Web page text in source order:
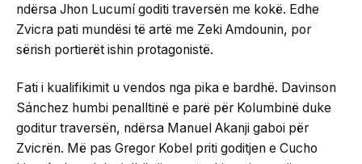
ndërsa Jhon Lucumí goditi traversën me kokë. Edhe
Zvicra pati mundësi të artë me Zeki Amdounin, por
sërish portierët ishin protagonistë.
Fati i kualifikimit u vendos nga pika e bardhë. Davinson
Sánchez humbi penalltinë e parë për Kolumbinë duke
goditur traversën, ndërsa Manuel Akanji gaboi për
Zvicrën. Më pas Gregor Kobel priti goditjen e Cucho